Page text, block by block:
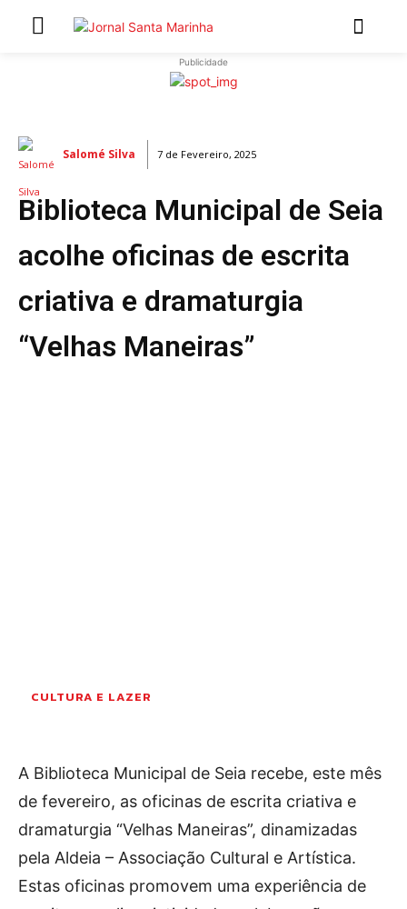
ARTIGOS DE OPINIÃO
Secções
MARCHAS POPULARES DE SÃO JOÃO 2026
NATAL NAS FREGUESIAS
ATUALIDADE
REGIÃO
Onde comprar o Jornal
Voz da Solidariedade
»»» Fundação Aurora Borges
Publicidade
Salomé Silva 7 de Fevereiro, 2025
Biblioteca Municipal de Seia
acolhe oficinas de escrita
criativa e dramaturgia
“Velhas Maneiras”
CULTURA E LAZER
A Biblioteca Municipal de Seia recebe, este mês
de fevereiro, as oficinas de escrita criativa e
dramaturgia “Velhas Maneiras”, dinamizadas
pela Aldeia – Associação Cultural e Artística.
Estas oficinas promovem uma experiência de